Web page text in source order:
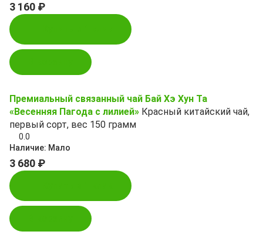
3 160 ₽
Премиальный связанный чай Бай Хэ Хун Та
«Весенняя Пагода с лилией» Красный китайский чай,
первый сорт, вес 150 грамм
0.0
Наличие: Мало
3 680 ₽